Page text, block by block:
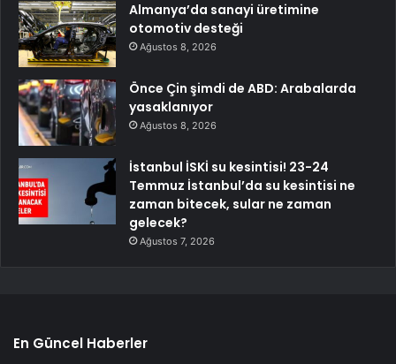
Almanya’da sanayi üretimine
otomotiv desteği
Ağustos 8, 2026
Önce Çin şimdi de ABD: Arabalarda
yasaklanıyor
Ağustos 8, 2026
İstanbul İSKİ su kesintisi! 23-24
Temmuz İstanbul’da su kesintisi ne
zaman bitecek, sular ne zaman
gelecek?
Ağustos 7, 2026
En Güncel Haberler